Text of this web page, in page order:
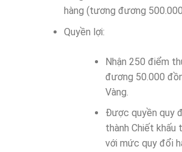
hàng (tương đương
Quyền lợi:
Nhận 250 điểm
đương 50.000
Vàng.
Được quyền quy
thành Chiết khấu
với mức quy đổi